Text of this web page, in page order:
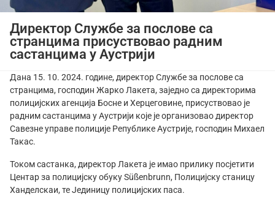
Директор Службе за послове са
странцима присуствовао радним
састанцима у Аустрији
Дана 15. 10. 2024. године, директор Службе за послове са
странцима, господин Жарко Лакета, заједно са директорима
полицијских агенција Босне и Херцеговине, присуствовао је
радним састанцима у Аустрији које је организовао директор
Савезне управе полиције Републике Аустрије, господин Михаел
Такас.
Током састанка, директор Лакета је имао прилику посјетити
Центар за полицијску обуку Süßenbrunn, Полицијску станицу
Ханделскаи, те Јединицу полицијских паса.